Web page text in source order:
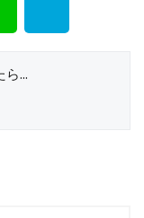
...